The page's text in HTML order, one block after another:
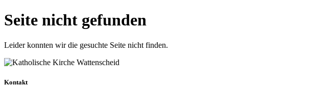
Seite nicht gefunden
Leider konnten wir die gesuchte Seite nicht finden.
Kontakt